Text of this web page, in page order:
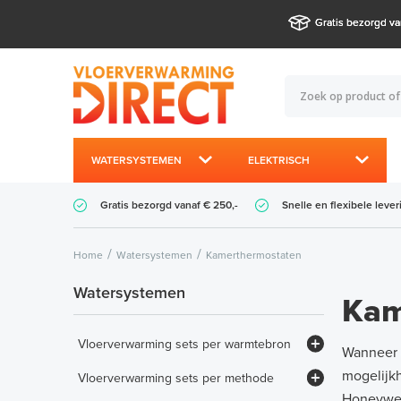
Gratis bezorgd
WATERSYSTEMEN ELEKTRISCH
Gratis bezorgd vanaf € 250,- Snelle en flexibele
Home Watersystemen Kamerthermostaten
Watersystemen
Vloerverwarming sets per warmtebron
Vloerverwarming sets per methode